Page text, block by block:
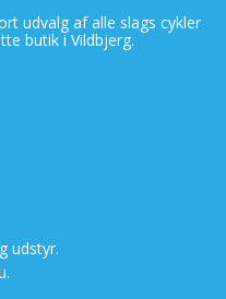
udvalg af alle slags cykler
butik i Vildbjerg.
udstyr.